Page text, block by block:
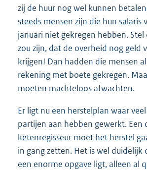
zij de huur nog wel kunnen
steeds mensen zijn die hun salaris
januari niet gekregen hebben.
zou zijn, dat de overheid nog geld
krijgen! Dan hadden die mensen
rekening met boete gekregen.
moeten machteloos afwachten.
Er ligt nu een herstelplan waar
partijen aan hebben gewerkt. Een
ketenregisseur moet het herstel
in gang zetten. Het is wel duidelijk
een enorme opgave ligt, alleen al